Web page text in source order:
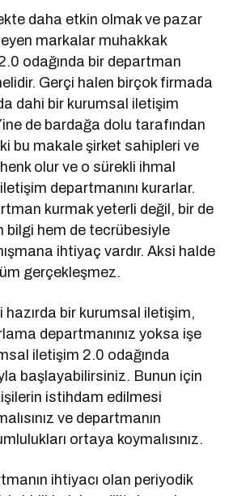
daha etkin olmak ve pazar
markalar muhakkak
odağında bir departman
Gerçi halen birçok firmada
dahi bir kurumsal iletişim
de bardağa dolu tarafından
bu makale şirket sahipleri ve
olur ve o sürekli ihmal
departmanını kurarlar.
kurmak yeterli değil, bir de
bilgi hem de tecrübesiyle
ihtiyaç vardır. Aksi halde
gerçekleşmez.
hazırda bir kurumsal iletişim,
departmanınız yoksa işe
iletişim 2.0 odağında
başlayabilirsiniz. Bunun için
istihdam edilmesi
ve departmanın
ortaya koymalısınız.
ihtiyacı olan periyodik